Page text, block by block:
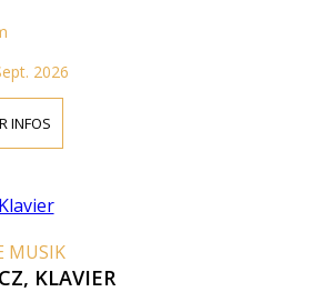
2026
INFOS
MUSIK
KLAVIER